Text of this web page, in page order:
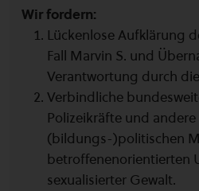
Wir fordern:
Lückenlose Aufklärung
Fall Marvin S. und
Verantwortung durch
Verbindliche
Polizeikräfte und andere
(bildungs-)politischen
betroffenenorientierten
sexualisierter Gewalt.